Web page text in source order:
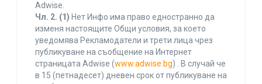
Adwise.
Чл. 2. (1) Нет Инфо има право едностранно да
изменя настоящите Общи условия, за което
уведомява Рекламодатели и трети лица чрез
публикуване на съобщение на Интернет
страницата Adwise (www.adwise.bg) . В случай че
в 15 (петнадесет) дневен срок от публикуване на